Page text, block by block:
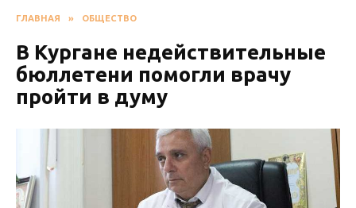
ГЛАВНАЯ » ОБЩЕСТВО
В Кургане недействительные
бюллетени помогли врачу
пройти в думу